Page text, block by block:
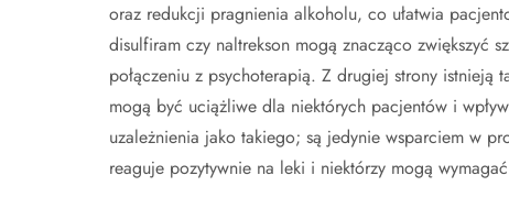
oraz redukcji pragnienia alkoholu, co ułatwia
disulfiram czy naltrekson mogą znacząco zwiększyć
połączeniu z psychoterapią. Z drugiej strony istnieją
mogą być uciążliwe dla niektórych pacjentów i
uzależnienia jako takiego; są jedynie wsparciem w
reaguje pozytywnie na leki i niektórzy mogą